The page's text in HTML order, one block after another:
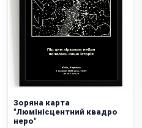
Зоряна карта
"Люмінісцентний квадро
неро"